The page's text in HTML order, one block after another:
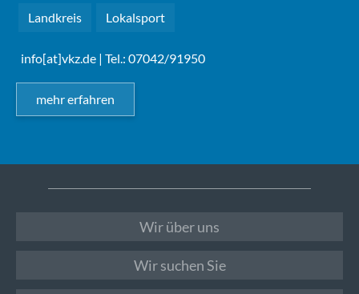
Landkreis Lokalsport
info[at]vkz.de | Tel.: 07042/91950
mehr erfahren
Wir über uns
Wir suchen Sie